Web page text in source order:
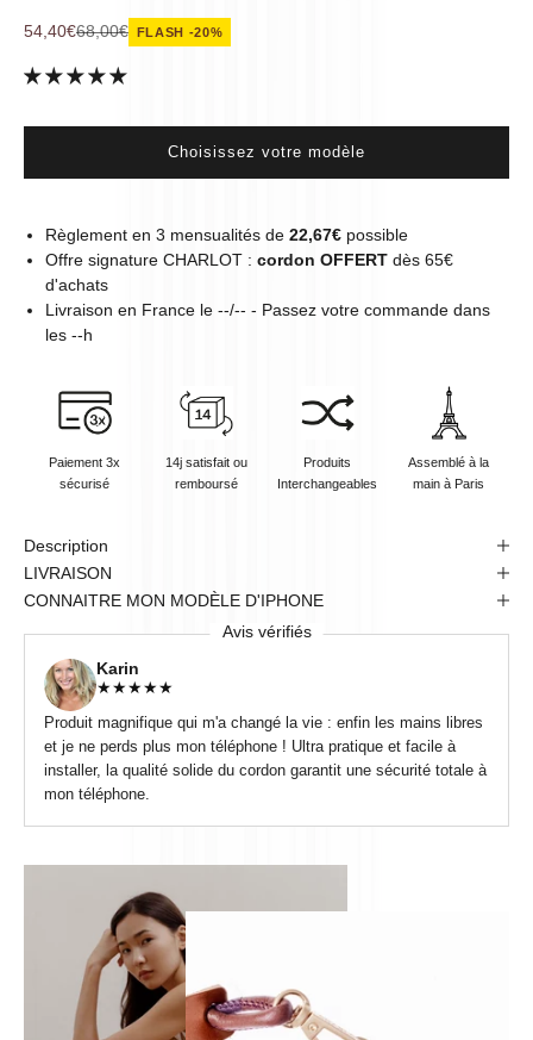
Prix de vente
54,40€Prix normal
68,00€ FLASH -20%
Choisissez votre modèle
Règlement en 3 mensualités de 22,67€ possible
Offre signature CHARLOT : cordon OFFERT dès 65€
d'achats
Livraison en France le --/-- - Passez votre commande dans
les --h
Paiement 3x
sécurisé
14j satisfait ou
remboursé
Produits
Interchangeables
Assemblé à la
main à Paris
Description
LIVRAISON
CONNAITRE MON MODÈLE D'IPHONE
Avis vérifiés
Karin
★★★★★
Produit magnifique qui m'a changé la vie : enfin les mains libres
et je ne perds plus mon téléphone ! Ultra pratique et facile à
installer, la qualité solide du cordon garantit une sécurité totale à
mon téléphone.